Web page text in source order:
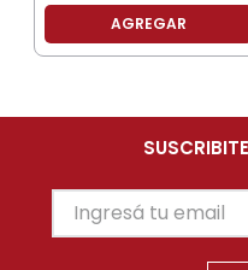
AGREGAR